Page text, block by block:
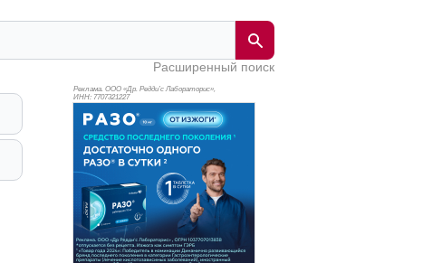
Расширенный поиск
Реклама. ООО «Др. Редди’с Лабораторис»,
ИНН: 7707321227